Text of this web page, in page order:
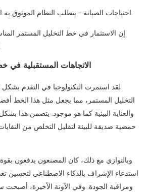
احتياجات الصيانة – يتطلب النظام الموثوق به الحد الأدنى من الصيانة.
إن الاستثمار في خط التخليل المستمر
الاتجاهات المستقبلية في
لقد استمرت التكنولوجيا في التقدم
التخليل المستمر، مما يجعل مثل هذا الخط
والعناية البيئية كما هو موجود. يتضمن هذا
حمضية صديقة للبيئة لتقليل التخلص من
وبالتوازي مع ذلك، كان المصنعون يدفعون بقوة
استدعاء الإشراف بالذكاء الاصطناعي لتحسين
ومراقبة الجودة. وفي الآونة الأخيرة،